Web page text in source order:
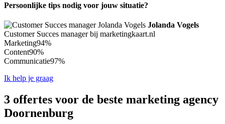
Persoonlijke tips nodig voor jouw situatie?
Jolanda Vogels
Customer Succes manager bij marketingkaart.nl
Marketing94%
Content90%
Communicatie97%
Ik help je graag
3 offertes voor de beste marketing agency
Doornenburg